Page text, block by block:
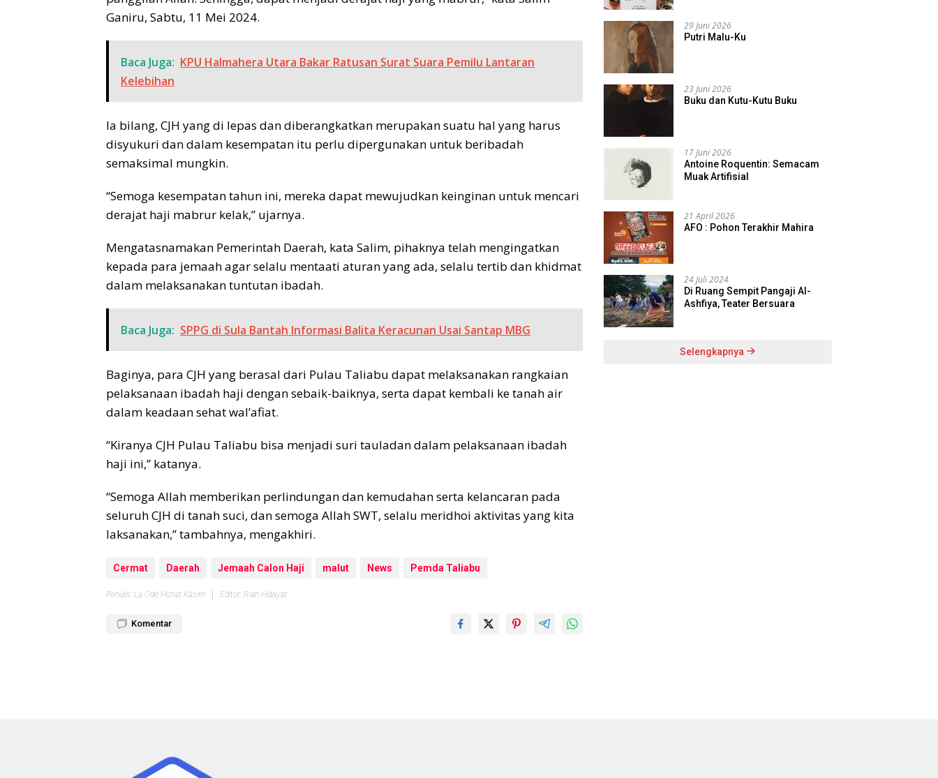
Ganiru, Sabtu, 11 Mei 2024.
Baca Juga: KPU Halmahera Utara Bakar Ratusan Surat Suara Pemilu Lantaran
Kelebihan
Ia bilang, CJH yang di lepas dan diberangkatkan merupakan suatu hal yang harus
disyukuri dan dalam kesempatan itu perlu dipergunakan untuk beribadah
semaksimal mungkin.
“Semoga kesempatan tahun ini, mereka dapat mewujudkan keinginan untuk mencari
derajat haji mabrur kelak,” ujarnya.
Mengatasnamakan Pemerintah Daerah, kata Salim, pihaknya telah mengingatkan
kepada para jemaah agar selalu mentaati aturan yang ada, selalu tertib dan khidmat
dalam melaksanakan tuntutan ibadah.
Baca Juga: SPPG di Sula Bantah Informasi Balita Keracunan Usai Santap MBG
Baginya, para CJH yang berasal dari Pulau Taliabu dapat melaksanakan rangkaian
pelaksanaan ibadah haji dengan sebaik-baiknya, serta dapat kembali ke tanah air
dalam keadaan sehat wal’afiat.
“Kiranya CJH Pulau Taliabu bisa menjadi suri tauladan dalam pelaksanaan ibadah
haji ini,” katanya.
“Semoga Allah memberikan perlindungan dan kemudahan serta kelancaran pada
seluruh CJH di tanah suci, dan semoga Allah SWT, selalu meridhoi aktivitas yang kita
laksanakan,” tambahnya, mengakhiri.
Cermat Daerah Jemaah Calon Haji malut News Pemda Taliabu
Penulis: La Ode Hizrat Kasim Editor: Rian Hidayat
Komentar
29 Juni 2026
Putri Malu-Ku
23 Juni 2026
Buku dan Kutu-Kutu Buku
17 Juni 2026
Antoine Roquentin: Semacam
Muak Artifisial
21 April 2026
AFO : Pohon Terakhir Mahira
24 Juli 2024
Di Ruang Sempit Pangaji Al-
Ashfiya, Teater Bersuara
Selengkapnya